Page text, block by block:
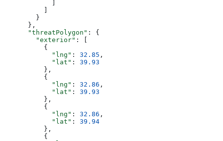
        }
      },
      "threatPolygon"
: {
        "exterior"
: [
          {
            "lng"
: 32.85 ,
            "lat"
: 39.93
          },
          {
            "lng"
: 32.86 ,
            "lat"
: 39.93
          },
          {
            "lng"
: 32.86 ,
            "lat"
: 39.94
          },
          {